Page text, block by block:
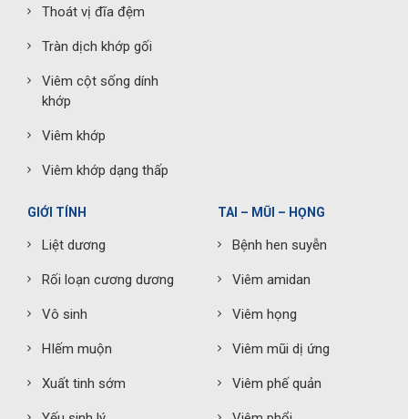
Thoát vị đĩa đệm
Tràn dịch khớp gối
Viêm cột sống dính
khớp
Viêm khớp
Viêm khớp dạng thấp
GIỚI TÍNH
Liệt dương
Rối loạn cương dương
Vô sinh
HIếm muộn
Xuất tinh sớm
TAI – MŨI – HỌNG
Bệnh hen suyễn
Viêm amidan
Viêm họng
Viêm mũi dị ứng
Viêm phế quản